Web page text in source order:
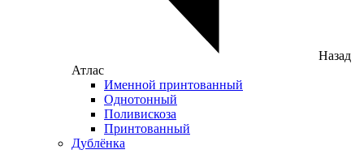
Назад
Атлас
Именной принтованный
Однотонный
Поливискоза
Принтованный
Дублёнка